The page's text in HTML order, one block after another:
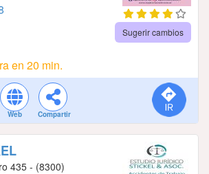
Sugerir cambios
en 20 min.
Web Compartir
435 - (8300)